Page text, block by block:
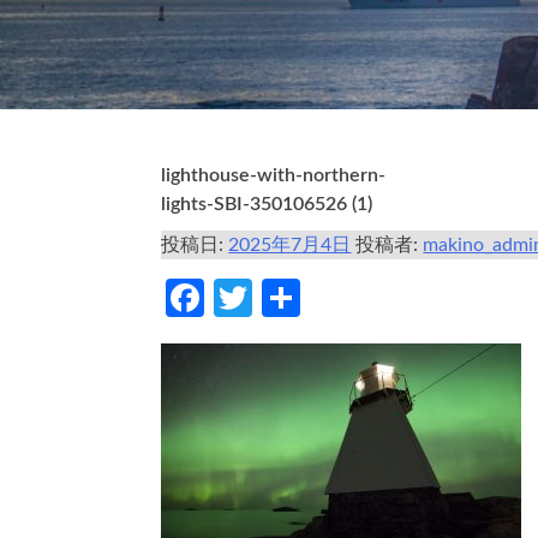
lighthouse-with-northern-
lights-SBI-350106526 (1)
投稿日:2025年7月4日 投稿者:
Facebook
Twitter
有